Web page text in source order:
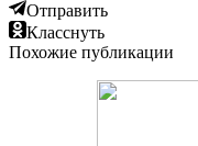
Отправить
Класснуть
Похожие публикации